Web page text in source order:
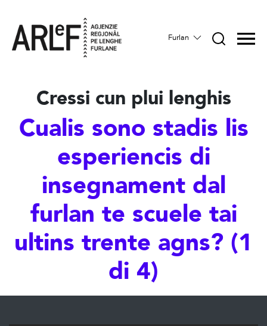
Furlan
Cressi cun plui lenghis
Cualis sono stadis lis
esperiencis di
insegnament dal
furlan te scuele tai
ultins trente agns? (1
di 4)